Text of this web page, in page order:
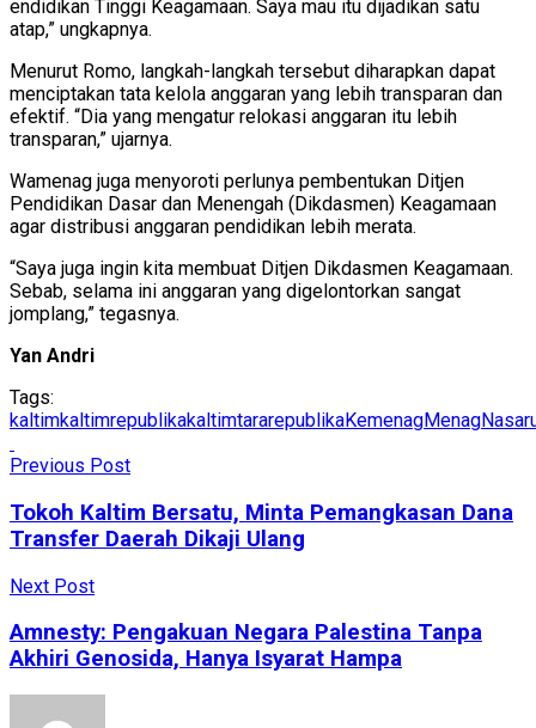
endidikan Tinggi Keagamaan. Saya mau itu dijadikan satu
atap,” ungkapnya.
Menurut Romo, langkah-langkah tersebut diharapkan dapat
menciptakan tata kelola anggaran yang lebih transparan dan
efektif. “Dia yang mengatur relokasi anggaran itu lebih
transparan,” ujarnya.
Wamenag juga menyoroti perlunya pembentukan Ditjen
Pendidikan Dasar dan Menengah (Dikdasmen) Keagamaan
agar distribusi anggaran pendidikan lebih merata.
“Saya juga ingin kita membuat Ditjen Dikdasmen Keagamaan.
Sebab, selama ini anggaran yang digelontorkan sangat
jomplang,” tegasnya.
Yan Andri
Tags:
kaltimkaltimrepublikakaltimtararepublikaKemenag
Previous Post
Tokoh Kaltim Bersatu, Minta Pemangkasan Dana
Transfer Daerah Dikaji Ulang
Next Post
Amnesty: Pengakuan Negara Palestina Tanpa
Akhiri Genosida, Hanya Isyarat Hampa